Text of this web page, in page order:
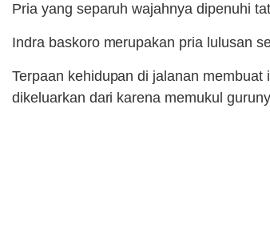
Pria yang separuh wajahnya dipenuhi
Indra baskoro merupakan pria lulusan
Terpaan kehidupan di jalanan
dikeluarkan dari karena memukul